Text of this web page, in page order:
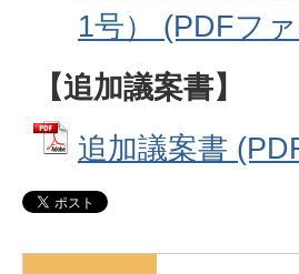
1号） (PDFフ
【追加議案書】
追加議案書